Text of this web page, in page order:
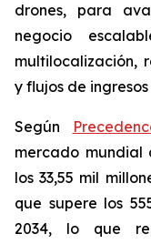
drones, para
negocio
multilocalización,
y flujos de
Según
mercado mundial
los 33,55 mil
que supere los
2034, lo que